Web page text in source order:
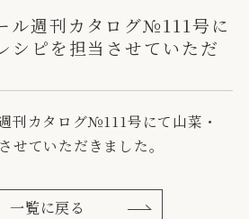
ル週刊カタログ№111号に
シピを担当させていただ
刊カタログ№111号にて山菜・
せていただきました。
一覧に戻る